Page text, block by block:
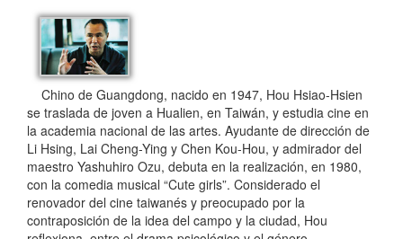
Chino de Guangdong, nacido en 1947, Hou Hsiao-Hsien
se traslada de joven a Hualien, en Taiwán, y estudia cine en
la academia nacional de las artes. Ayudante de dirección de
Li Hsing, Lai Cheng-Ying y Chen Kou-Hou, y admirador del
maestro Yashuhiro Ozu, debuta en la realización, en 1980,
con la comedia musical “Cute girls”. Considerado el
renovador del cine taiwanés y preocupado por la
contraposición de la idea del campo y la ciudad, Hou